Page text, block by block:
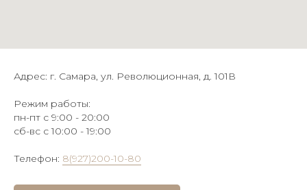
Адрес: г. Самара, ул. Революционная, д. 101В
Режим работы:
пн-пт с 9:00 - 20:00
сб-вс с 10:00 - 19:00
Телефон: 8(927)200-10-80